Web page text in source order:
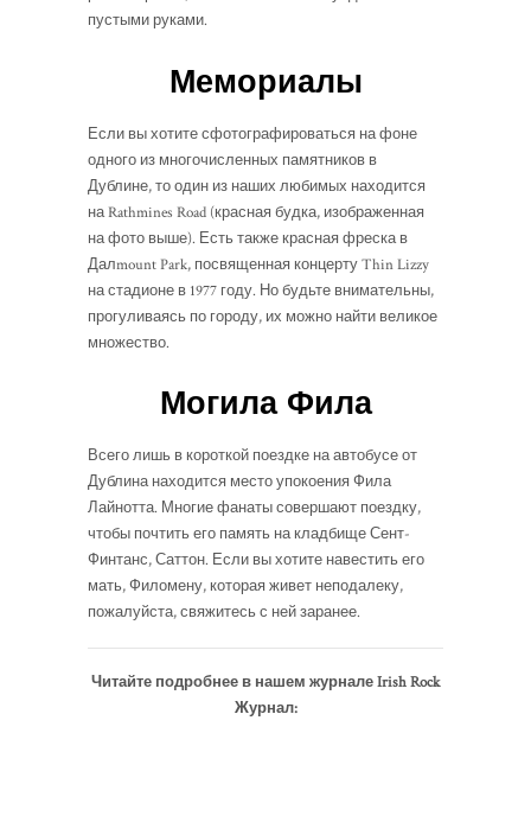
пустыми руками.
Мемориалы
Если вы хотите сфотографироваться на фоне
одного из многочисленных памятников в
Дублине, то один из наших любимых находится
на Rathmines Road (красная будка, изображенная
на фото выше). Есть также красная фреска в
Далmount Park, посвященная концерту Thin Lizzy
на стадионе в 1977 году. Но будьте внимательны,
прогуливаясь по городу, их можно найти великое
множество.
Могила Фила
Всего лишь в короткой поездке на автобусе от
Дублина находится место упокоения Фила
Лайнотта. Многие фанаты совершают поездку,
чтобы почтить его память на кладбище Сент-
Финтанс, Саттон. Если вы хотите навестить его
мать, Филомену, которая живет неподалеку,
пожалуйста, свяжитесь с ней заранее.
Читайте подробнее в нашем журнале Irish Rock
Журнал: